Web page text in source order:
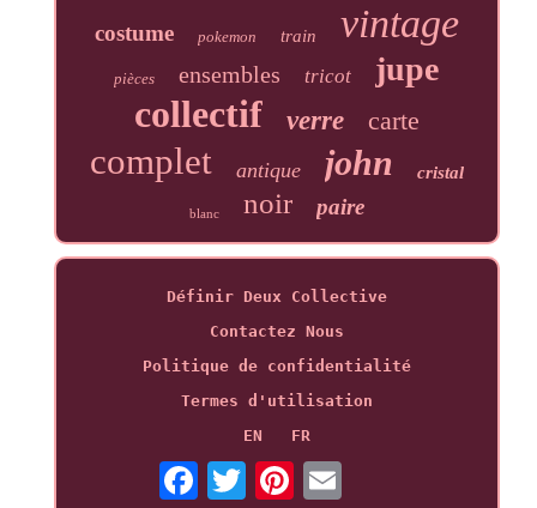
costume pokemon train vintage
pièces ensembles tricot jupe
collectif verre carte
complet antique john cristal
blanc noir paire
Définir Deux Collective
Contactez Nous
Politique de confidentialité
Termes d'utilisation
EN
FR